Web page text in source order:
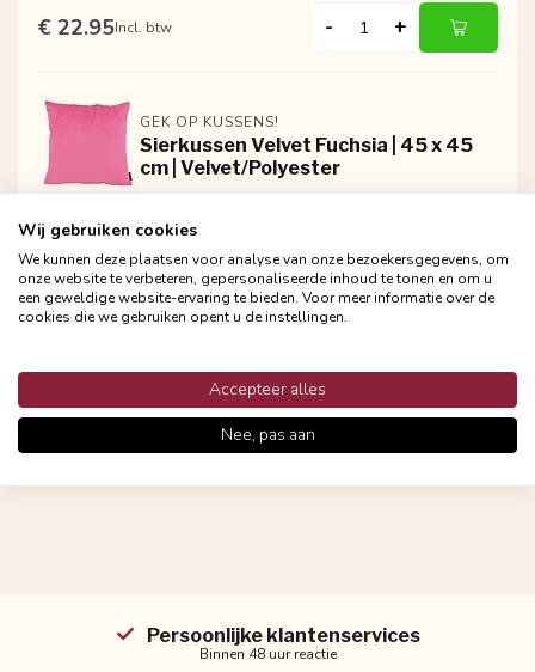
€ 22.95Incl. btw - +
GEK OP KUSSENS!
Sierkussen Velvet Fuchsia | 45 x 45
cm | Velvet/Polyester
€ 22.95 Incl. btw
GEK OP KUSSENS!
€ 22.95Incl. btw - +
Nu bestellen, later betalen
Betaal achteraf met Klarna
Wij gebruiken cookies
We kunnen deze plaatsen voor analyse van onze bezoekersgegevens, om
onze website te verbeteren, gepersonaliseerde inhoud te tonen en om u
een geweldige website-ervaring te bieden. Voor meer informatie over de
cookies die we gebruiken opent u de instellingen.
Accepteer alles
Nee, pas aan